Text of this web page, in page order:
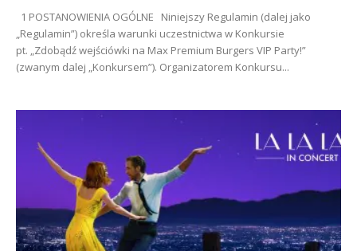
1 POSTANOWIENIA OGÓLNE Niniejszy Regulamin (dalej jako
„Regulamin”) określa warunki uczestnictwa w Konkursie
pt. „Zdobądź wejściówki na Max Premium Burgers VIP Party!”
(zwanym dalej „Konkursem”). Organizatorem Konkursu...